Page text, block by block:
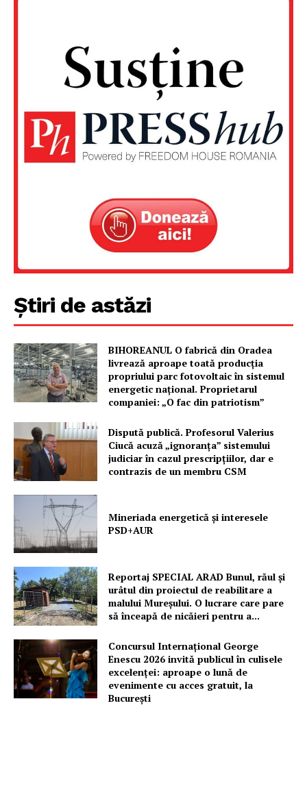
Un proiect
FREEDOM HOUSE ROMÂNIA
PRESShub
Proiecte editoriale
Știri de astăzi
BIHOREANUL O fabrică din Oradea
livrează aproape toată producția
propriului parc fotovoltaic în sistemul
energetic național. Proprietarul
companiei: „O fac din patriotism”
Dispută publică. Profesorul Valerius
Ciucă acuză „ignoranța” sistemului
judiciar în cazul prescripțiilor, dar e
contrazis de un membru CSM
Mineriada energetică și interesele
PSD+AUR
Reportaj SPECIAL ARAD Bunul, răul și
urâtul din proiectul de reabilitare a
malului Mureșului. O lucrare care pare
să înceapă de nicăieri pentru a...
Concursul Internațional George
Enescu 2026 invită publicul în culisele
excelenței: aproape o lună de
evenimente cu acces gratuit, la
București